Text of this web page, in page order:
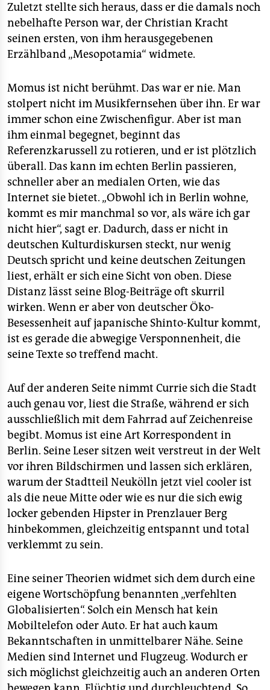
Zuletzt stellte sich heraus, dass er die damals noch
nebelhafte Person war, der Christian Kracht
seinen ersten, von ihm herausgegebenen
Erzählband „Mesopotamia“ widmete.
Momus ist nicht berühmt. Das war er nie. Man
stolpert nicht im Musikfernsehen über ihn. Er war
immer schon eine Zwischenfigur. Aber ist man
ihm einmal begegnet, beginnt das
Referenzkarussell zu rotieren, und er ist plötzlich
überall. Das kann im echten Berlin passieren,
schneller aber an medialen Orten, wie das
Internet sie bietet. „Obwohl ich in Berlin wohne,
kommt es mir manchmal so vor, als wäre ich gar
nicht hier“, sagt er. Dadurch, dass er nicht in
deutschen Kulturdiskursen steckt, nur wenig
Deutsch spricht und keine deutschen Zeitungen
liest, erhält er sich eine Sicht von oben. Diese
Distanz lässt seine Blog-Beiträge oft skurril
wirken. Wenn er aber von deutscher Öko-
Besessenheit auf japanische Shinto-Kultur kommt,
ist es gerade die abwegige Versponnenheit, die
seine Texte so treffend macht.
Auf der anderen Seite nimmt Currie sich die Stadt
auch genau vor, liest die Straße, während er sich
ausschließlich mit dem Fahrrad auf Zeichenreise
begibt. Momus ist eine Art Korrespondent in
Berlin. Seine Leser sitzen weit verstreut in der Welt
vor ihren Bildschirmen und lassen sich erklären,
warum der Stadtteil Neukölln jetzt viel cooler ist
als die neue Mitte oder wie es nur die sich ewig
locker gebenden Hipster in Prenzlauer Berg
hinbekommen, gleichzeitig entspannt und total
verklemmt zu sein.
Eine seiner Theorien widmet sich dem durch eine
eigene Wortschöpfung benannten „verfehlten
Globalisierten“. Solch ein Mensch hat kein
Mobiltelefon oder Auto. Er hat auch kaum
Bekanntschaften in unmittelbarer Nähe. Seine
Medien sind Internet und Flugzeug. Wodurch er
sich möglichst gleichzeitig auch an anderen Orten